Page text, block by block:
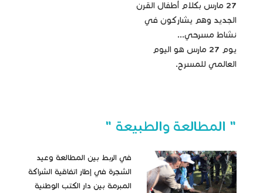
27 مارس بكلام أطفال القرن
الجديد وهم يشاركون في
نشاط مسرحي...
يوم 27 مارس هو اليوم
العالمي للمسرح.
" المطالعة والطبيعة "
في الربط بين المطالعة وعيد
الشجرة في إطار اتفاقية الشراكة
المبرمة بين دار الكتب الوطنية